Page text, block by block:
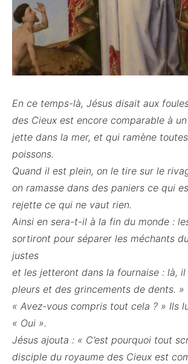
En ce temps-là, Jésus disait aux
des Cieux est encore comparable à
jette dans la mer, et qui ramène
poissons.
Quand il est plein, on le tire sur le
on ramasse dans des paniers ce qui
rejette ce qui ne vaut rien.
Ainsi en sera-t-il à la fin du monde :
sortiront pour séparer les méchants
justes
et les jetteront dans la fournaise : là,
pleurs et des grincements de dents. »
« Avez-vous compris tout cela ? » Ils
« Oui ».
Jésus ajouta : « C’est pourquoi tout
disciple du royaume des Cieux est